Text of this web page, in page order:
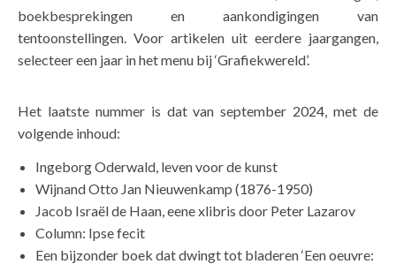
boekbesprekingen en aankondigingen van
tentoonstellingen. Voor artikelen uit eerdere jaargangen,
selecteer een jaar in het menu bij ‘Grafiekwereld’.
Het laatste nummer is dat van september 2024, met de
volgende inhoud:
Ingeborg Oderwald, leven voor de kunst
Wijnand Otto Jan Nieuwenkamp (1876-1950)
Jacob Israël de Haan, eene xlibris door Peter Lazarov
Column: Ipse fecit
Een bijzonder boek dat dwingt tot bladeren ‘Een oeuvre: